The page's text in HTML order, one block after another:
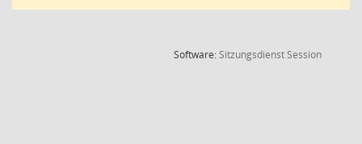
Software:SitzungsdienstSession(Wird in